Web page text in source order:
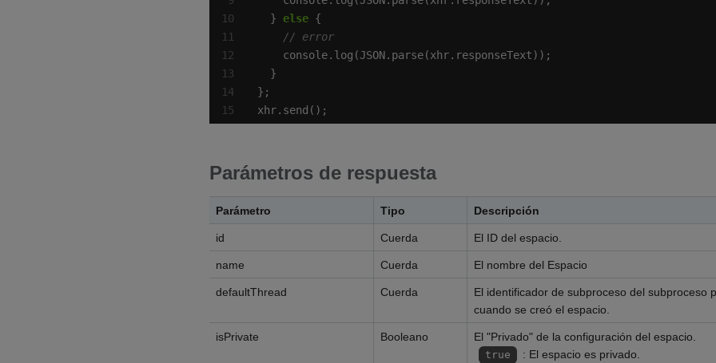
14
  }
else
xhr.send();
Parámetros de respuesta
Parámetro Tipo Descripción
id Cuerda El ID del espacio.
name Cuerda El nombre del Espacio
defaultThread Cuerda
El identificador de subproceso del subproceso
cuando se creó el espacio.
isPrivate Booleano El "Privado" de la configuración del espacio.
true : El espacio es privado.